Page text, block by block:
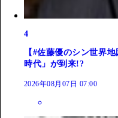
4
【#佐藤優のシン世界
時代」が到来!?
2026年08月07日 07:00